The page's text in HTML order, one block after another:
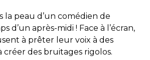
la peau d’un comédien de
d’un après-midi ! Face à l’écran,
à prêter leur voix à des
créer des bruitages rigolos.